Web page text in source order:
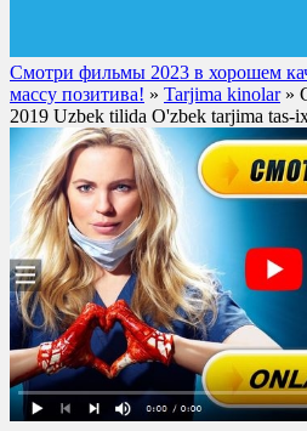
Смотри фильмы 2023 в хорошем
массу позитива! » Tarjima kinolar»
2019 Uzbek tilida O'zbek tarjima tas-